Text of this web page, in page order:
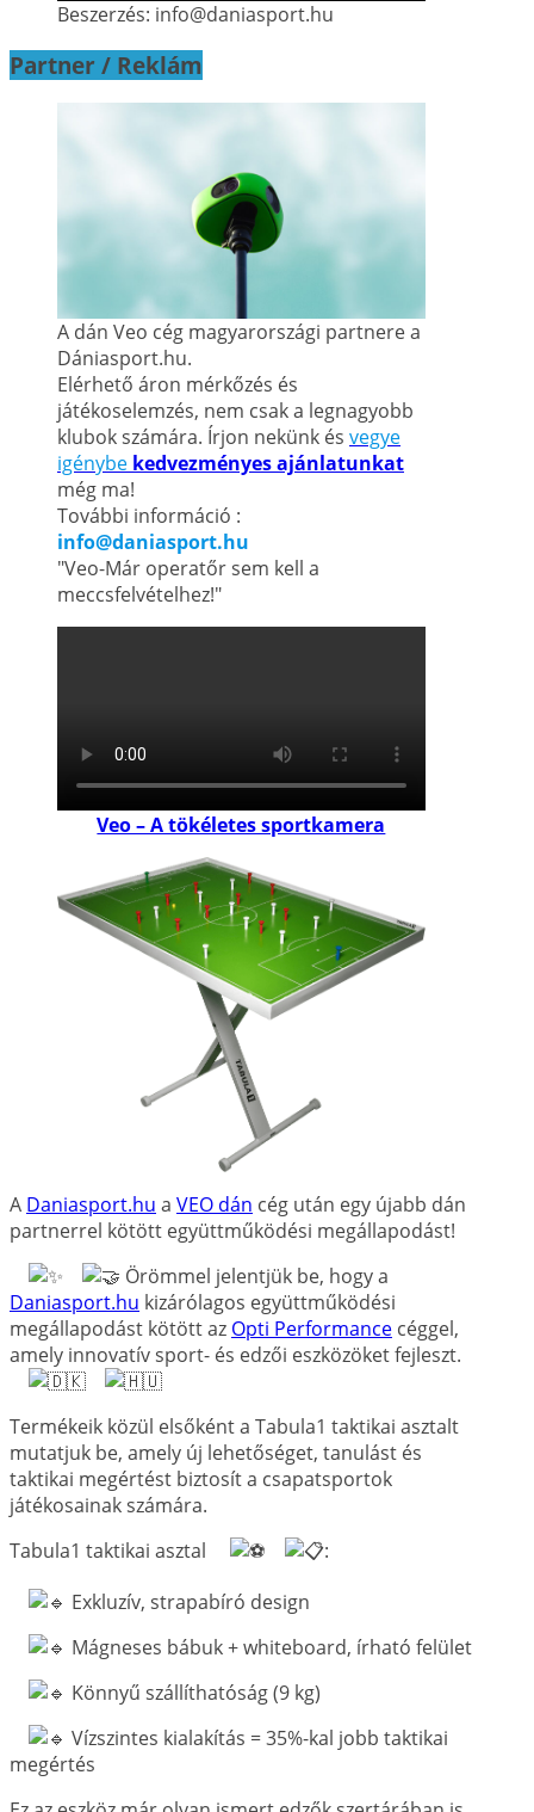
Beszerzés: info@daniasport.hu
Partner / Reklám
A dán Veo cég magyarországi partnere a
Dániasport.hu.
Elérhető áron mérkőzés és
játékoselemzés, nem csak a legnagyobb
klubok számára. Írjon nekünk és vegye
igénybe kedvezményes ajánlatunkat
még ma!
További információ :
info@daniasport.hu
"Veo-Már operatőr sem kell a
meccsfelvételhez!"
Veo – A tökéletes sportkamera
A Daniasport.hu a VEO dán cég után egy újabb dán
partnerrel kötött együttműködési megállapodást!
Örömmel jelentjük be, hogy a
Daniasport.hu kizárólagos együttműködési
megállapodást kötött az Opti Performance céggel,
amely innovatív sport- és edzői eszközöket fejleszt.
Termékeik közül elsőként a Tabula1 taktikai asztalt
mutatjuk be, amely új lehetőséget, tanulást és
taktikai megértést biztosít a csapatsportok
játékosainak számára.
Tabula1 taktikai asztal
:
Exkluzív, strapabíró design
Mágneses bábuk + whiteboard, írható felület
Könnyű szállíthatóság (9 kg)
Vízszintes kialakítás = 35%-kal jobb taktikai
megértés